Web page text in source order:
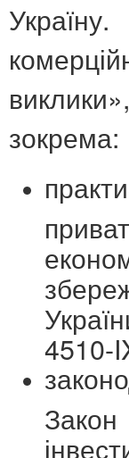
зокрема:
4510-